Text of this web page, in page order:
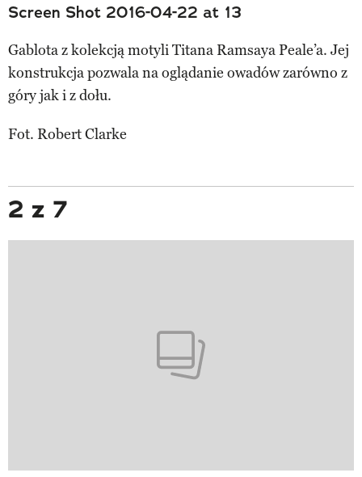
Screen Shot 2016-04-22 at 13
Gablota z kolekcją motyli Titana Ramsaya Peale’a. Jej
konstrukcja pozwala na oglądanie owadów zarówno z
góry jak i z dołu.
Fot. Robert Clarke
2 z 7